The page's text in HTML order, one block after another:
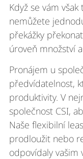
Když se vám
nemůžete
překážky
úroveň množství
Pronájem u
předvídatelnost,
produktivity. V
společnost CSI,
Naše flexibilní
prodloužit nebo
odpovídaly